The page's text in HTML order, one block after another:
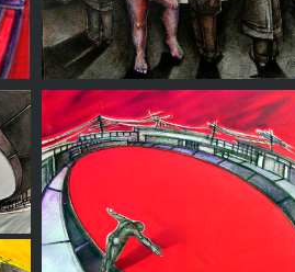
Hay que sostenerse